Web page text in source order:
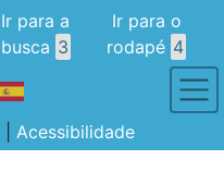
Ir para a
busca 3
Ir para o
rodapé 4
Acessibilidade